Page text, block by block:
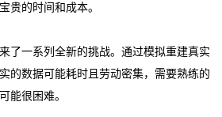
贵的时间和成本。
一系列全新的挑战。通过模拟重建真实
的数据可能耗时且劳动密集，需要熟练的
能很困难。